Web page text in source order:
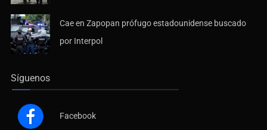
Cae en Zapopan prófugo estadounidense buscado
por Interpol
Síguenos
Facebook